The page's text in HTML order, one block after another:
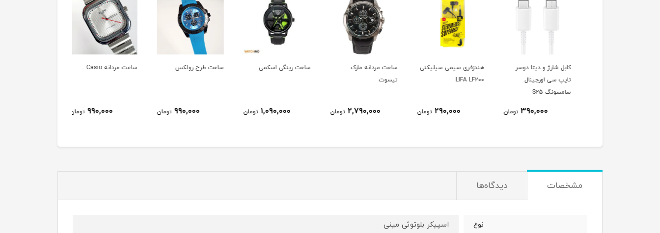
کابل شارژ و دیتا دوسر
تایپ سی اورجینال
سامسونگ S25
390,000 تومان
هندزفری سیمی سیلیکنی
LIFA LF200
290,000 تومان
ساعت مردانه مارک
تیسوت
2,790,000 تومان
ساعت رینگی اسکمی
1,090,000 تومان
ساعت طرح رولکس
990,000 تومان
ساعت مردانه Casio
990,000 تومان
مشخصات دیدگاه‌ها
نوع اسپیکر بلوتوثی مینی